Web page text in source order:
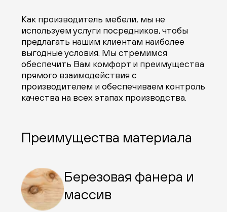
Как производитель мебели, мы не
используем услуги посредников, чтобы
предлагать нашим клиентам наиболее
выгодные условия. Мы стремимся
обеспечить Вам комфорт и преимущества
прямого взаимодействия с
производителем и обеспечиваем контроль
качества на всех этапах производства.
Преимущества материала
Березовая фанера и
массив